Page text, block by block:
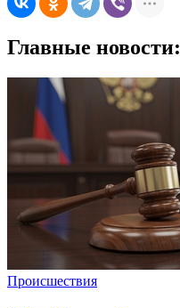
Главные новости:
Происшествия